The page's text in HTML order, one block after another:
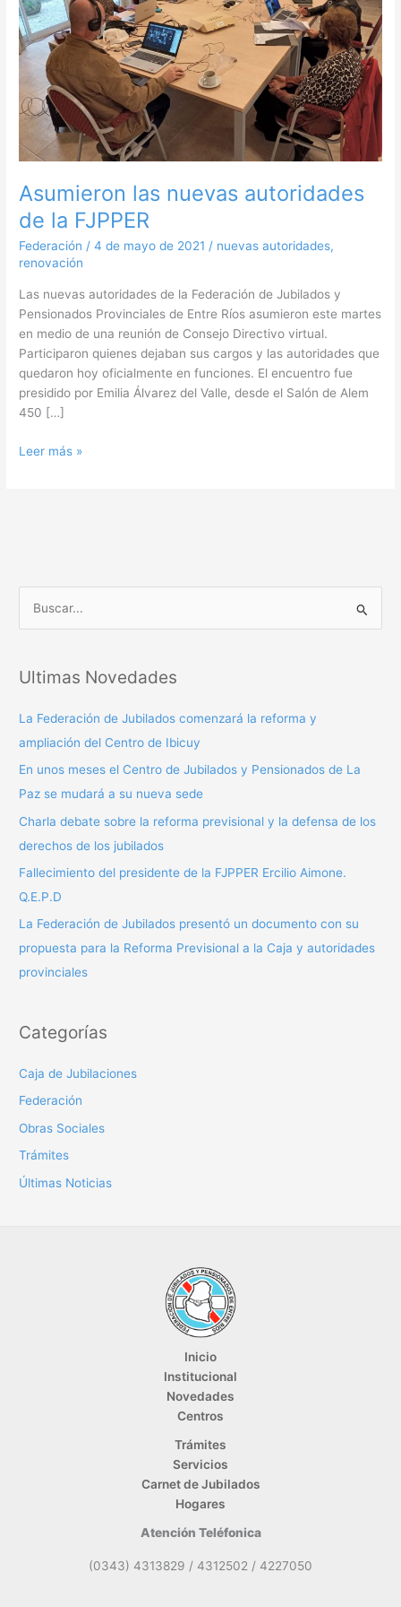
Asumieron las nuevas autoridades
de la FJPPER
Federación /4 de mayo de 2021/ nuevas autoridades,
renovación
Las nuevas autoridades de la Federación de Jubilados y
Pensionados Provinciales de Entre Ríos asumieron este martes
en medio de una reunión de Consejo Directivo virtual.
Participaron quienes dejaban sus cargos y las autoridades que
quedaron hoy oficialmente en funciones. El encuentro fue
presidido por Emilia Álvarez del Valle, desde el Salón de Alem
450 […]
FJPPER
Leer más »
c
:
Ultimas Novedades
La Federación de Jubilados comenzará la reforma y
ampliación del Centro de Ibicuy
En unos meses el Centro de Jubilados y Pensionados de La
Paz se mudará a su nueva sede
Charla debate sobre la reforma previsional y la defensa de los
derechos de los jubilados
Fallecimiento del presidente de la FJPPER Ercilio Aimone.
Q.E.P.D
La Federación de Jubilados presentó un documento con su
propuesta para la Reforma Previsional a la Caja y autoridades
provinciales
Categorías
Caja de Jubilaciones
Federación
Obras Sociales
Trámites
Últimas Noticias
Inicio
Institucional
Novedades
Centros
Trámites
Servicios
Carnet de Jubilados
Hogares
Atención Teléfonica
(0343) 4313829 / 4312502 / 4227050